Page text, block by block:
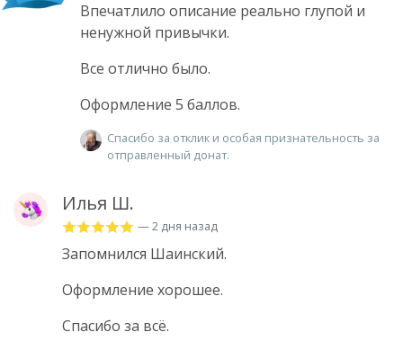
Впечатлило описание реально глупой и
ненужной привычки.
Все отлично было.
Оформление 5 баллов.
Спасибо за отклик и особая признательность за
отправленный донат.
Илья Ш.
— 2 дня назад
Запомнился Шаинский.
Оформление хорошее.
Спасибо за всë.